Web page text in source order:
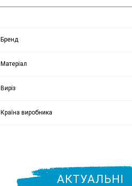
Бренд
Матеріал
Виріз
Країна виробника
АКТУАЛЬНІ